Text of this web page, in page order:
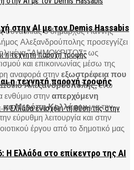
στην AI με τον Demis Hassabis
η τεχνητή παροχή τροφής
Η Ελλάδα στο επίκεντρο της AI
συναυλίας ο δήμαρχος Γιάννης
Αλεξανδρούπολης προσεγγίζει
“ΔΗΜΟΚΡΙΤΟΣ” ως
και επικοινωνίας μέσω της
αναφορά στηνεξωστρέφεια που
Ωδείο Αλεξανδρούπολης,ενώ
στηναπερχόμενη
κα Μερόπη Κολλάρουγια την
εύρυθμη λειτουργία και στην
έργου από το δημοτικό μας